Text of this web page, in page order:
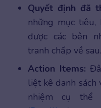
Quyết định đã
những mục
được các bên
tranh chấp về sau.
Action Items:
liệt kê danh sách
nhiệm cụ thể